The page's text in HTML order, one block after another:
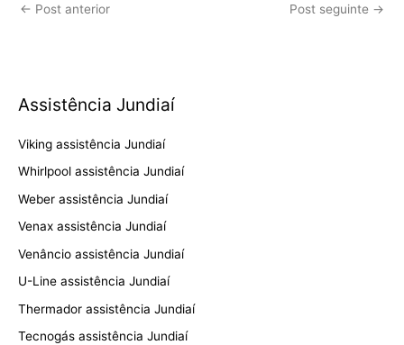
← Post anterior Post seguinte →
Assistência Jundiaí
Viking assistência Jundiaí
Whirlpool assistência Jundiaí
Weber assistência Jundiaí
Venax assistência Jundiaí
Venâncio assistência Jundiaí
U-Line assistência Jundiaí
Thermador assistência Jundiaí
Tecnogás assistência Jundiaí